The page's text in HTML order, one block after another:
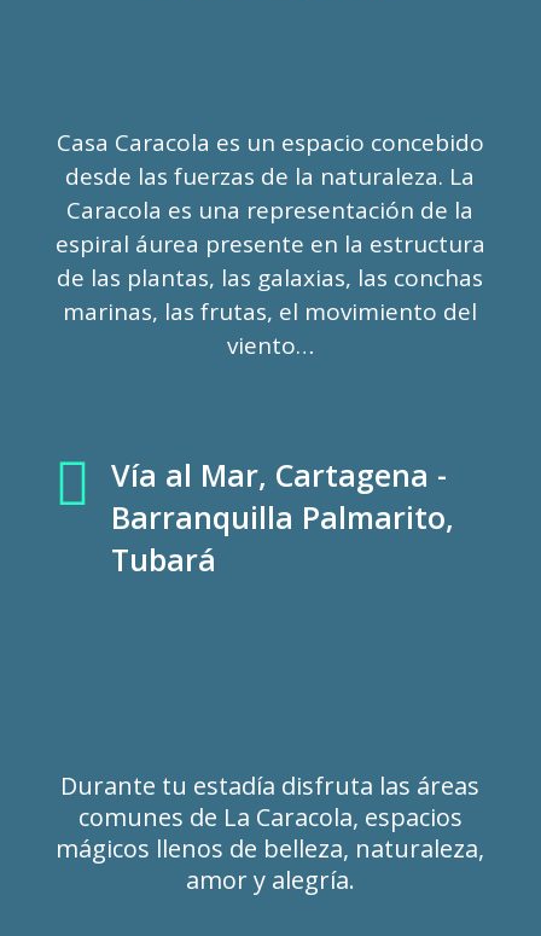
Casa Caracola es un espacio concebido
desde las fuerzas de la naturaleza. La
Caracola es una representación de la
espiral áurea presente en la estructura
de las plantas, las galaxias, las conchas
marinas, las frutas, el movimiento del
viento…

Vía al Mar, Cartagena -
Barranquilla Palmarito,
Tubará
Durante tu estadía disfruta las áreas
comunes de La Caracola, espacios
mágicos llenos de belleza, naturaleza,
amor y alegría.